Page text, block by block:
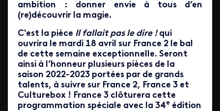
ambition : donner envie à tous d’en
(re)découvrir la magie.
C'est la pièce Il fallait pas le dire !qui
ouvrira le mardi 18 avril sur France 2 le bal
de cette semaine exceptionnelle. Seront
ainsi à l’honneur plusieurs pièces de la
saison 2022-2023 portées par de grands
talents, à suivre sur France 2, France 3 et
Culturebox ! France 3 clôturera cette
programmation spéciale avec la 34e édition